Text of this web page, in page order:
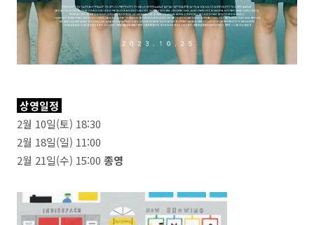
상영일정
2월 10일(토) 18:30
2월 18일(일) 11:00
2월 21일(수) 15:00 종영